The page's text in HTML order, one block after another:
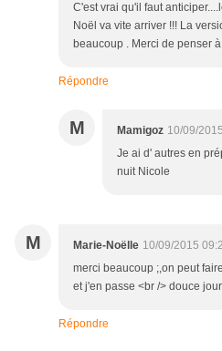
C'est vrai qu'il faut
Noël va vite arriver !!! La
beaucoup . Merci de penser
Répondre
M Mamigoz 10/09/
Je ai d' autres en
nuit Nicole
M Marie-Noëlle 10/09/2015
merci beaucoup ;,on peut
et j'en passe <br /> douce
Répondre